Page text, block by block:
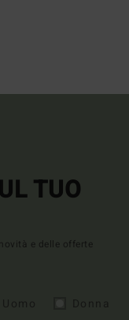
TUO
e delle offerte